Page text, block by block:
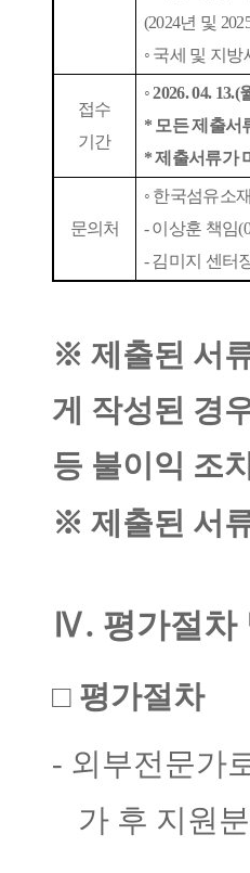
(2024년 및
◦ 국세 및 지방
접수
기간
◦2026. 04. 13.(
* 모든 제출서
*제출서류가
문의처
◦ 한국섬유소
-이상훈 책임
-김미지 센터
※ 제출된 서
게 작성된 경
등 불이익 조
※ 제출된 서
Ⅳ. 평가절차
□ 평가절차
- 외부전문가
가 후 지원